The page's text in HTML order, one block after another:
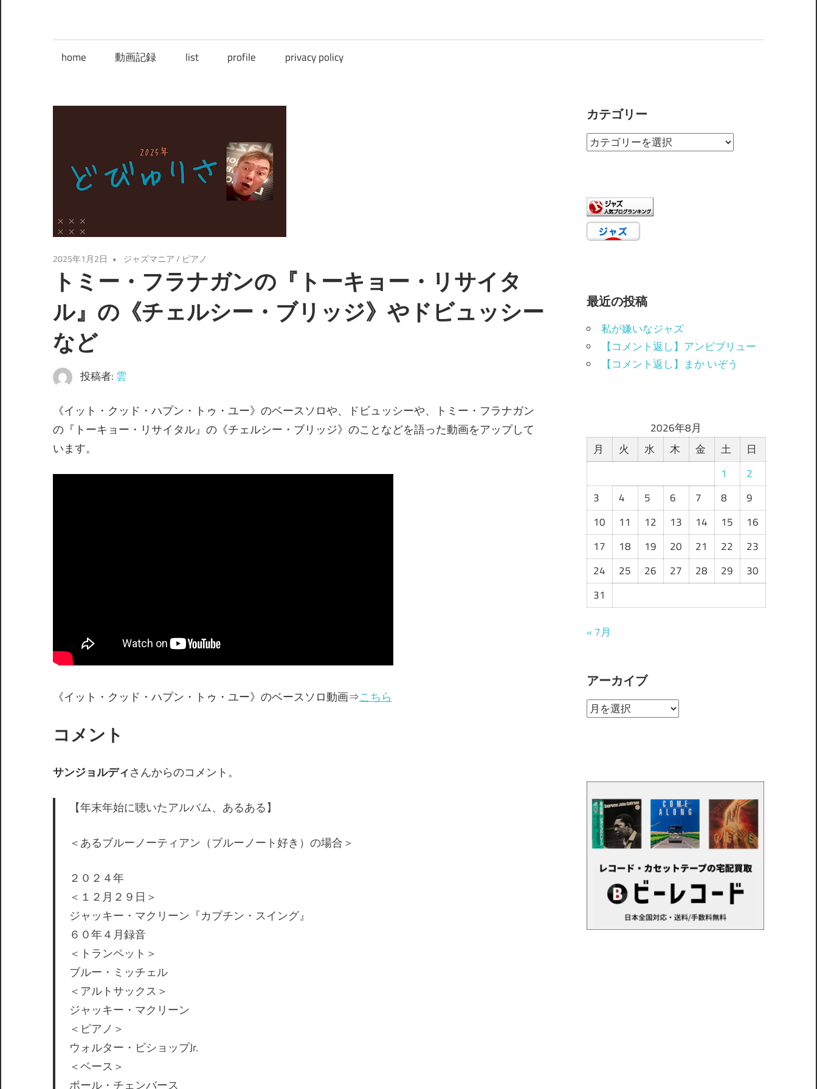
home 動画記録 list profile privacy policy
2025年1月2日 ジャズマニア/ ピアノ
トミー・フラナガンの『トーキョー・リサイタ
ル』の《チェルシー・ブリッジ》やドビュッシー
など
投稿者: 雲
《イット・クッド・ハプン・トゥ・ユー》のベースソロや、ドビュッシーや、トミー・フラナガン
の『トーキョー・リサイタル』の《チェルシー・ブリッジ》のことなどを語った動画をアップして
います。
《イット・クッド・ハプン・トゥ・ユー》のベースソロ動画⇒こちら
コメント
サンジョルディさんからのコメント。
【年末年始に聴いたアルバム、あるある】
＜あるブルーノーティアン（ブルーノート好き）の場合＞
２０２４年
＜１２月２９日＞
ジャッキー・マクリーン『カプチン・スイング』
６０年４月録音
＜トランペット＞
ブルー・ミッチェル
＜アルトサックス＞
ジャッキー・マクリーン
＜ピアノ＞
ウォルター・ビショップJr.
＜ベース＞
ポール・チェンバース
カテゴリー
カ
リ
ー
最近の投稿
私が嫌いなジャズ
【コメント返し】アンビブリュー
【コメント返し】まか いぞう
2026年8月
月
火 水 木 金 土
日
1
2
3
4 5 6 7 8
9
10
11 12 13 14 15
16
17
18 19 20 21 22
23
24
25 26 27 28 29
30
31
« 7月
アーカイブ
ア
ブ